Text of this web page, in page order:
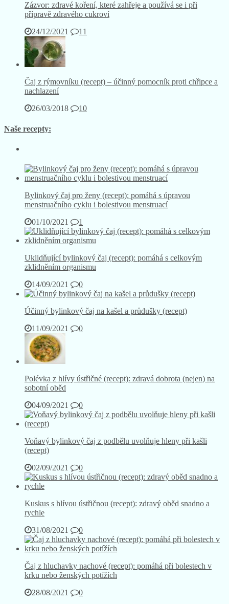
Zázvor: zdravé koření, které zahřeje a používá se i při
přípravě zdravého cukroví
24/12/2021
11
Čaj z rýmovníku (recept) – účinný pomocník proti chřipce a
nachlazení
26/03/2018
10
Naše recepty:
Bylinkový čaj pro ženy (recept): pomáhá s úpravou
menstruačního cyklu i bolestivou menstruací
01/10/2021
1
Uklidňující bylinkový čaj (recept): pomáhá s celkovým
zklidněním organismu
14/09/2021
0
Účinný bylinkový čaj na kašel a průdušky (recept)
11/09/2021
0
Polévka z hlívy ústřičné (recept): zdravá dobrota (nejen) na
sobotní oběd
04/09/2021
0
Voňavý bylinkový čaj z podbělu uvolňuje hleny při kašli
(recept)
02/09/2021
0
Kuskus s hlívou ústřičnou (recept): zdravý oběd snadno a
rychle
31/08/2021
0
Čaj z hluchavky nachové (recept): pomáhá při bolestech v
krku nebo ženských potížích
28/08/2021
0